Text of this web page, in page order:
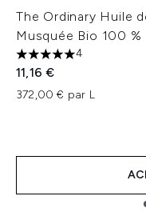
The Ordinary Huile
Musquée Bio 100 %
5 étoiles sur un
4
11,16 €
372,00 € par L